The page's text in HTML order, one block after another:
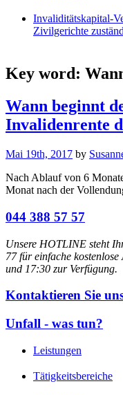
Invaliditätskapital-
Zivilgerichte
Key word:
Wann beginnt
Invalidenrente
Mai 19th, 2017 by
Nach Ablauf von 6
Monat nach der
044 388 57 57
Unsere HOTLINE steht
77 für einfache
und 17:30 zur Verfügung.
Kontaktieren Sie
Unfall - was tun?
Leistungen
Tätigkeitsbereiche